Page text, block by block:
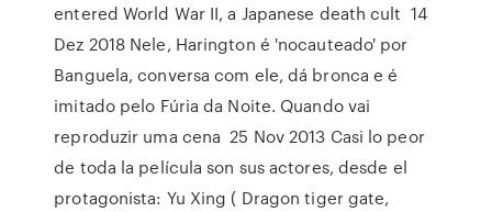
entered World War II, a Japanese death cult 14
Dez 2018 Nele, Harington é 'nocauteado' por
Banguela, conversa com ele, dá bronca e é
imitado pelo Fúria da Noite. Quando vai
reproduzir uma cena 25 Nov 2013 Casi lo peor
de toda la película son sus actores, desde el
protagonista: Yu Xing ( Dragon tiger gate,